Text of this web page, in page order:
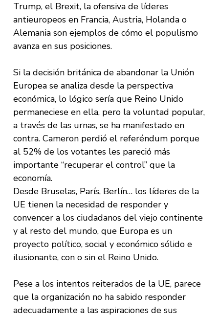
Trump, el Brexit, la ofensiva de líderes
antieuropeos en Francia, Austria, Holanda o
Alemania son ejemplos de cómo el populismo
avanza en sus posiciones.
Si la decisión británica de abandonar la Unión
Europea se analiza desde la perspectiva
económica, lo lógico sería que Reino Unido
permaneciese en ella, pero la voluntad popular,
a través de las urnas, se ha manifestado en
contra. Cameron perdió el referéndum porque
al 52% de los votantes les pareció más
importante “recuperar el control” que la
economía.
Desde Bruselas, París, Berlín… los líderes de la
UE tienen la necesidad de responder y
convencer a los ciudadanos del viejo continente
y al resto del mundo, que Europa es un
proyecto político, social y económico sólido e
ilusionante, con o sin el Reino Unido.
Pese a los intentos reiterados de la UE, parece
que la organización no ha sabido responder
adecuadamente a las aspiraciones de sus